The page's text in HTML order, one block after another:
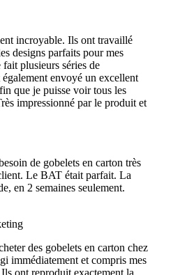
incroyable. Ils ont travaillé
designs parfaits pour mes
plusieurs séries de
envoyé un excellent
que je puisse voir tous les
impressionné par le produit et
de gobelets en carton très
Le BAT était parfait. La
en 2 semaines seulement.
des gobelets en carton chez
immédiatement et compris mes